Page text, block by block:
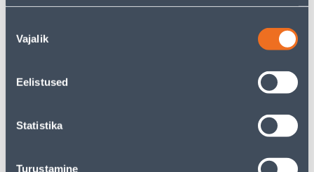
valik
Vajalik
Eelistused
Statistika
Turustamine